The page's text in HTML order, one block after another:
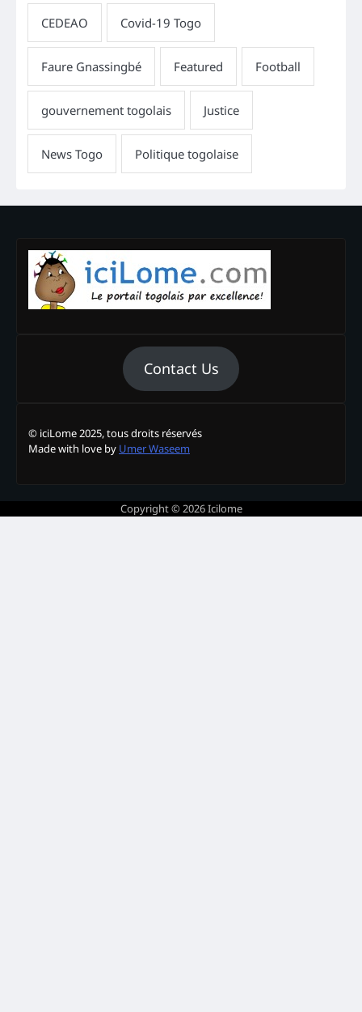
Contact Us
© iciLome 2025, tous droits réservés
Made with love by Umer Waseem
Copyright © 2026Icilome